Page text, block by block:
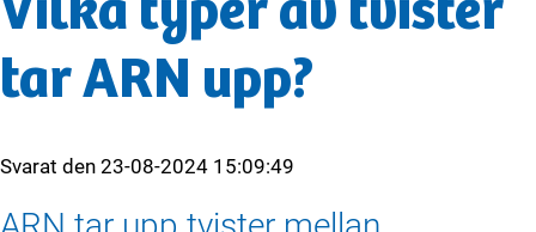
tar ARN upp?
Svarat den23-08-2024 15:09:49